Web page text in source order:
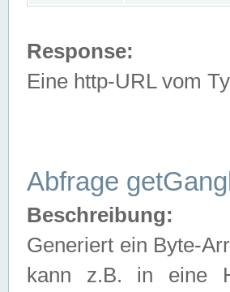
Response:
Eine http-URL vom
Abfrage
Beschreibung:
Generiert ein Byte-
kann z.B. in eine